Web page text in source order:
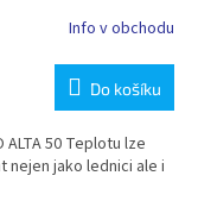
Info v obchodu
Do košíku
ALTA 50 Teplotu lze
nejen jako lednici ale i